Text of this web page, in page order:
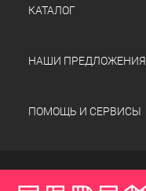
КАТАЛОГ
НАШИ ПРЕДЛОЖЕНИЯ
ПОМОЩЬ И СЕРВИСЫ